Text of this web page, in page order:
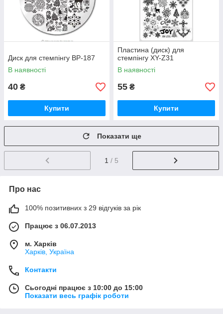
Диск для стемпінгу BP-187
В наявності
40 ₴
Купити
Пластина (диск) для
стемпінгу XY-Z31
В наявності
55 ₴
Купити
Показати ще
1 / 5
Про нас
100% позитивних з 29 відгуків за рік
Працює з 06.07.2013
м. Харків
Харків, Україна
Контакти
Сьогодні працює з 10:00 до 15:00
Показати весь графік роботи